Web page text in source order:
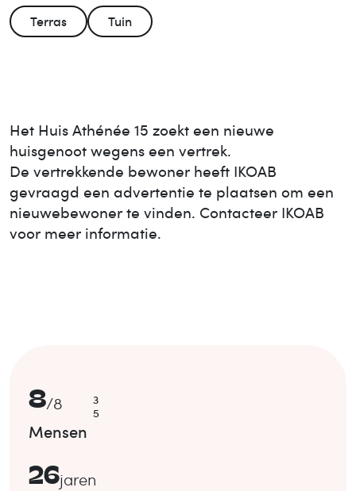
Terras Tuin
Het HuisAthénée 15 zoekt een nieuwe
huisgenoot wegens een vertrek.
De vertrekkende bewoner heeft IKOAB
gevraagd een advertentie te plaatsen om een
nieuwebewoner te vinden. Contacteer IKOAB
voor meer informatie.
8/8
3
5
Mensen
26jaren